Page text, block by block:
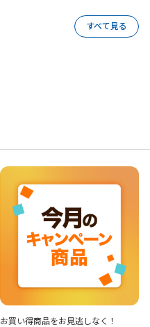
すべて見る
お買い得商品をお見逃しなく！